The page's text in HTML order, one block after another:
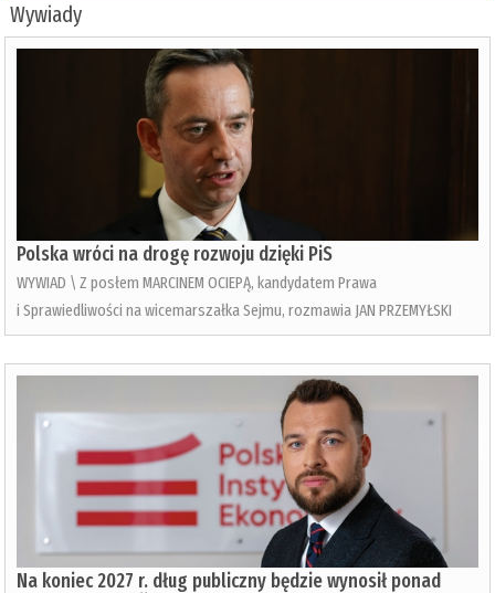
Wywiady
Polska wróci na drogę rozwoju dzięki PiS
WYWIAD \ Z posłem MARCINEM OCIEPĄ, kandydatem Prawa
i Sprawiedliwości na wicemarszałka Sejmu, rozmawia JAN PRZEMYŁSKI
Na koniec 2027 r. dług publiczny będzie wynosił ponad